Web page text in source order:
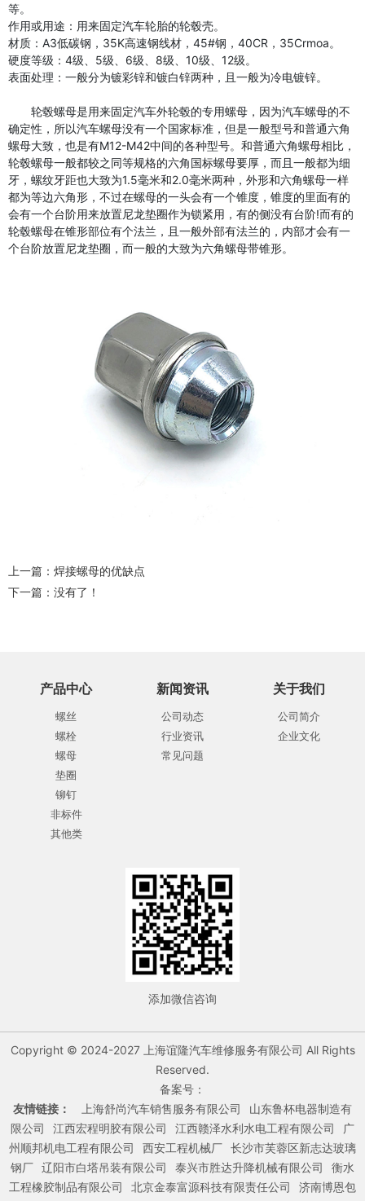
等。
作用或用途：用来固定汽车轮胎的轮毂壳。
材质：A3低碳钢，35K高速钢线材，45#钢，40CR，35Crmoa。
硬度等级：4级、5级、6级、8级、10级、12级。
表面处理：一般分为镀彩锌和镀白锌两种，且一般为冷电镀锌。
轮毂螺母是用来固定汽车外轮毂的专用螺母，因为汽车螺母的不
确定性，所以汽车螺母没有一个国家标准，但是一般型号和普通六角
螺母大致，也是有M12-M42中间的各种型号。和普通六角螺母相比，
轮毂螺母一般都较之同等规格的六角国标螺母要厚，而且一般都为细
牙，螺纹牙距也大致为1.5毫米和2.0毫米两种，外形和六角螺母一样
都为等边六角形，不过在螺母的一头会有一个锥度，锥度的里面有的
会有一个台阶用来放置尼龙垫圈作为锁紧用，有的侧没有台阶!而有的
轮毂螺母在锥形部位有个法兰，且一般外部有法兰的，内部才会有一
个台阶放置尼龙垫圈，而一般的大致为六角螺母带锥形。
上一篇： 焊接螺母的优缺点
下一篇：没有了！
产品中心
螺丝
螺栓
螺母
垫圈
铆钉
非标件
其他类
新闻资讯
公司动态
行业资讯
常见问题
关于我们
公司简介
企业文化
添加微信咨询
Copyright © 2024-2027 上海谊隆汽车维修服务有限公司 All Rights
Reserved.
备案号：
友情链接：
上海舒尚汽车销售服务有限公司
山东鲁杯电器制造有
限公司
江西宏程明胶有限公司 江西赣泽水利水电工程有限公司
广
州顺邦机电工程有限公司
西安工程机械厂 长沙市芙蓉区新志达玻璃
钢厂 辽阳市白塔吊装有限公司 泰兴市胜达升降机械有限公司
衡水
工程橡胶制品有限公司
北京金泰富源科技有限责任公司
济南博恩包